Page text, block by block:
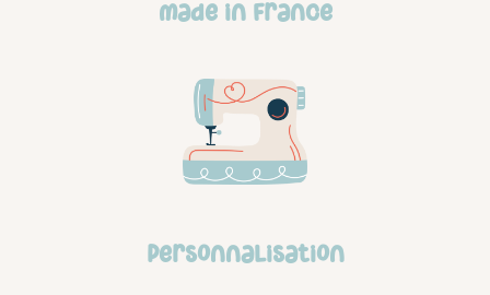
made in france
personnalisation